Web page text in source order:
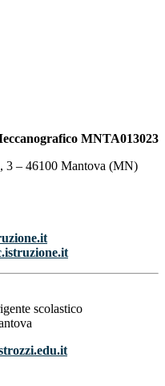
MNTA013023
3 – 46100 Mantova (MN)
scolastico